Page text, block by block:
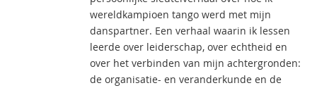
wereldkampioen tango werd met mijn
danspartner. Een verhaal waarin ik lessen
leerde over leiderschap, over echtheid en
over het verbinden van mijn achtergronden:
de organisatie- en veranderkunde en de